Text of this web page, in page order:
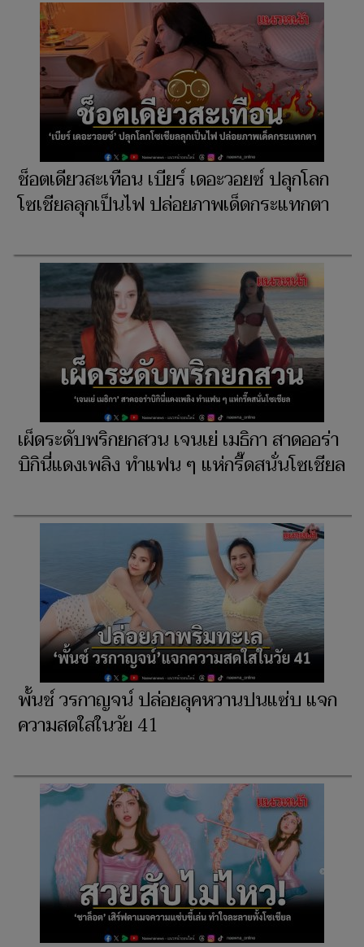
ช็อตเดียวสะเทือน เบียร์ เดอะวอยซ์ ปลุกโลก
โซเชียลลุกเป็นไฟ ปล่อยภาพเด็ดกระแทกตา
เผ็ดระดับพริกยกสวน เจนเย่ เมธิกา สาดออร่า
บิกินี่แดงเพลิง ทำแฟน ๆ แห่กรี๊ดสนั่นโซเชียล
พั้นช์ วรกาญจน์ ปล่อยลุคหวานปนแซ่บ แจก
ความสดใสในวัย 41